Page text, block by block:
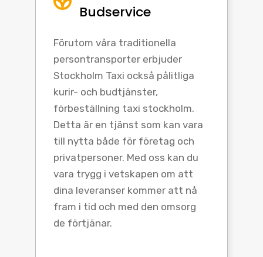
Budservice
Förutom våra traditionella
persontransporter erbjuder
Stockholm Taxi också pålitliga
kurir- och budtjänster,
förbeställning taxi stockholm.
Detta är en tjänst som kan vara
till nytta både för företag och
privatpersoner. Med oss kan du
vara trygg i vetskapen om att
dina leveranser kommer att nå
fram i tid och med den omsorg
de förtjänar.